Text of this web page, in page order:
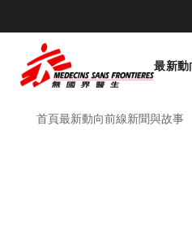
最新動
首頁最新動向前線新聞與故事